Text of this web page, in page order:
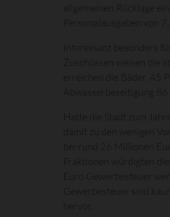
allgemeinen Rücklage
Personalausgaben von
Interessant besonders
Zuschüssen weisen die
erreichen die Bäder, 45
Abwasserbeseitigung
Hatte die Stadt zum
damit zu den wenigen
bei rund 26 Millionen
Fraktionen würdigten
Euro Gewerbesteuer
Gewerbesteuer sind
hervor.